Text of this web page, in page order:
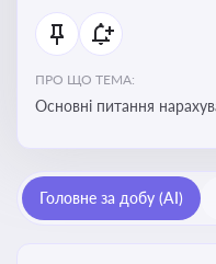
ПРО ЩО ТЕМА:
Основні питання
інформації про можливі
Головне за добу (AI)